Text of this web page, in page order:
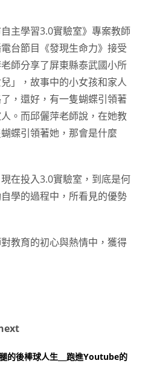
主學習3.0實驗室》專案教師
台節目《發現生命力》接受
師分享了屏東縣泰武國小所
」，故事中的小女孩和家人
，還好，有一隻蝴蝶引領著
。而邱儷萍老師說，在她教
蝶引領著她，那會是什麼
在投入3.0實驗室，到底是何
學的過程中，所看見的優勢
教育的初心與熱情中，獲得
的後棒球人生＿跑進Youtube的